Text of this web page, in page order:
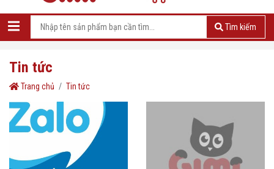
Tin tức
Trang chủ Tin tức
Tìm kiếm